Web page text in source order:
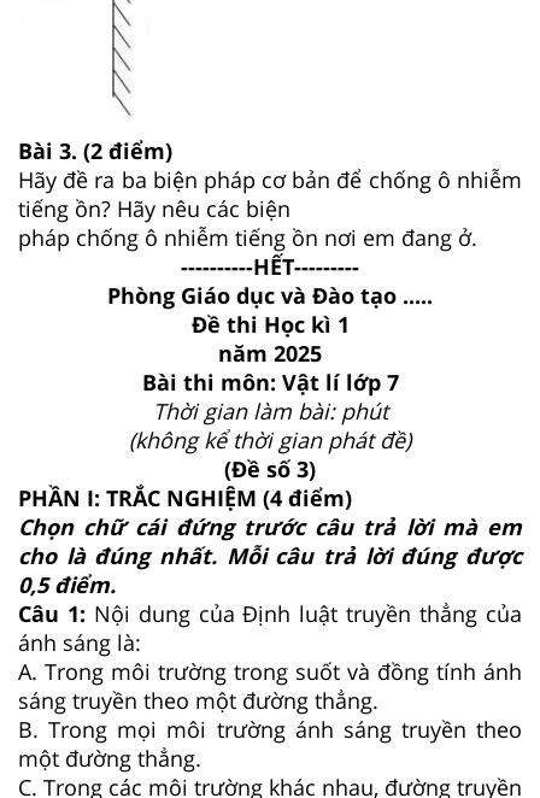
Bài 3. (2 điểm)
Hãy đề ra ba biện pháp cơ bản để chống ô nhiễm
tiếng ồn? Hãy nêu các biện
pháp chống ô nhiễm tiếng ồn nơi em đang ở.
----------HẾT---------
Phòng Giáo dục và Đào tạo .....
Đề thi Học kì 1
năm 2025
Bài thi môn: Vật lí lớp 7
Thời gian làm bài: phút
(không kể thời gian phát đề)
(Đề số 3)
PHẦN I: TRẮC NGHIỆM (4 điểm)
Chọn chữ cái đứng trước câu trả lời mà em
cho là đúng nhất. Mỗi câu trả lời đúng được
0,5 điểm.
Câu 1: Nội dung của Định luật truyền thẳng của
ánh sáng là:
A. Trong môi trường trong suốt và đồng tính ánh
sáng truyền theo một đường thẳng.
B. Trong mọi môi trường ánh sáng truyền theo
một đường thẳng.
C. Trong các môi trường khác nhau, đường truyền